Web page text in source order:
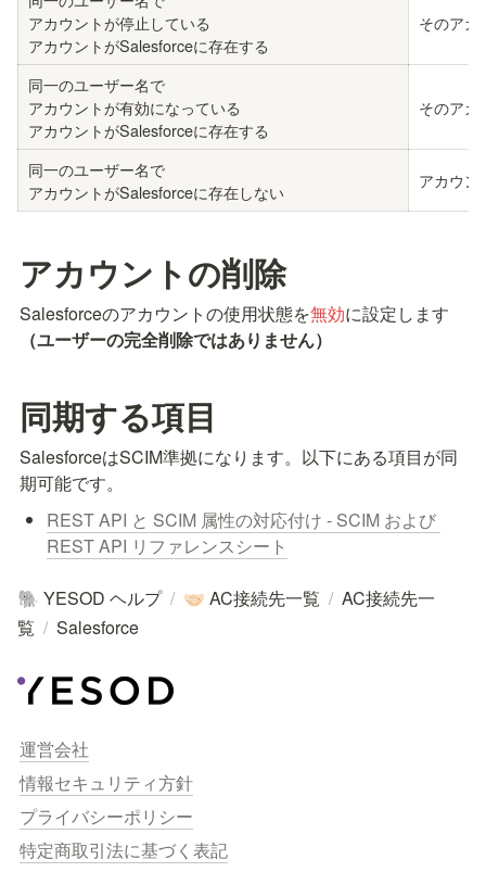
アカウントが停止している
アカウントがSalesforceに存在する
そのアカ
同一のユーザー名で
アカウントが有効になっている
アカウントがSalesforceに存在する
そのアカ
同一のユーザー名で
アカウントがSalesforceに存在しない
アカウン
アカウントの削除
Salesforceのアカウントの使用状態を無効に設定します
（ユーザーの完全削除ではありません）
同期する項目
SalesforceはSCIM準拠になります。以下にある項目が同
期可能です。
REST API と SCIM 属性の対応付け - SCIM および
REST API リファレンスシート
🐘 YESOD ヘルプ / 🤝🏻 AC接続先一覧 / AC接続先一
覧 / Salesforce
運営会社
情報セキュリティ方針
プライバシーポリシー
特定商取引法に基づく表記